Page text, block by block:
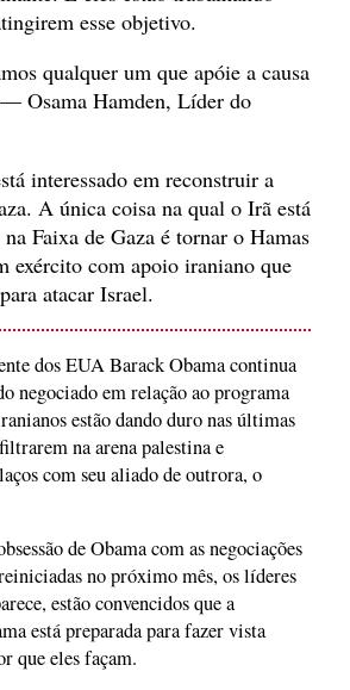
esse objetivo.
qualquer um que apóie a causa
Osama Hamden, Líder do
interessado em reconstruir a
A única coisa na qual o Irã está
na Faixa de Gaza é tornar o Hamas
exército com apoio iraniano que
atacar Israel.
dos EUA Barack Obama continua
negociado em relação ao programa
estão dando duro nas últimas
na arena palestina e
com seu aliado de outrora, o
de Obama com as negociações
no próximo mês, os líderes
estão convencidos que a
está preparada para fazer vista
que eles façam.